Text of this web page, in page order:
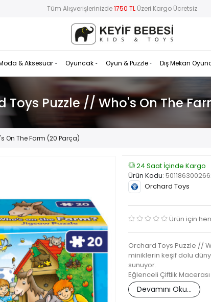
Tüm Alışverişlerinizde1750 TL Üzeri Kargo Ücretsiz
& Aksesuar Oyuncak Oyun & Puzzle Dış Mekan
Toys Puzzle // Who's On The
On The Farm (20 Parça)
24 Saat İçinde Kargo
Ürün Kodu:
Orchard Toys
Ürün için
Orchard Toys Puzzle //
miniklerin keşif dolu
sunuyor.
Eğlenceli Çiftlik
Devamını Oku...